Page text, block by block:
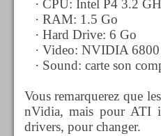
· CPU: Intel P4 3.2
· RAM: 1.5 Go
· Hard Drive: 6 Go
· Video: NVIDIA
· Sound: carte son
Vous remarquerez que
nVidia, mais pour ATI
drivers, pour changer.